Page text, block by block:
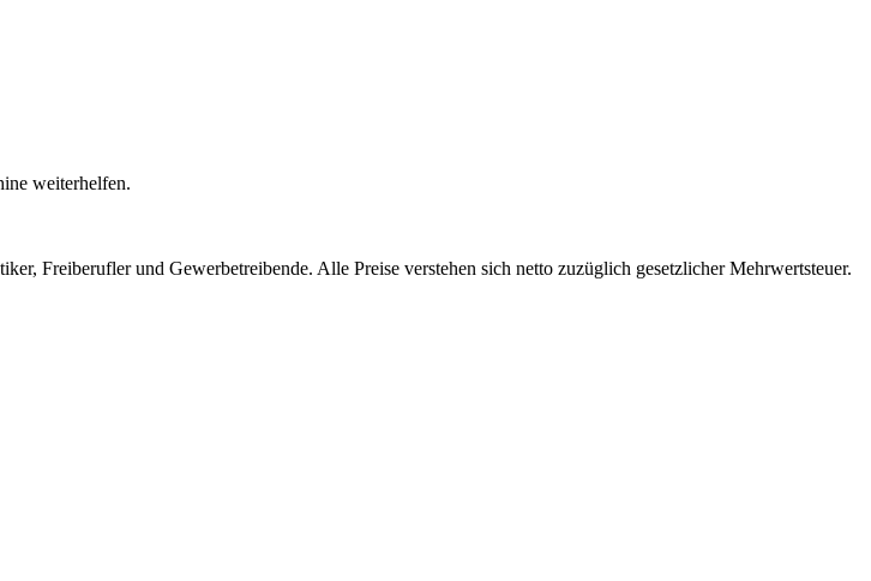
weiterhelfen.
Freiberufler und Gewerbetreibende. Alle Preise verstehen sich netto zuzüglich gesetzlicher Mehrwertsteuer.